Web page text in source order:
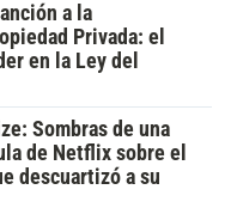
a la
Privada: el
en la Ley del
Sombras de una
de Netflix sobre el
descuartizó a su